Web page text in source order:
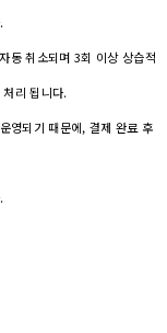
동 취소되며 3회 이상 상습적
리 됩니다.
영되기 때문에, 결제 완료 후